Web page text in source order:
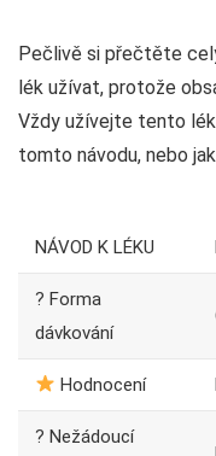
Pečlivě si přečtěte
lék užívat, protože
Vždy užívejte tento
tomto návodu, nebo
NÁVOD K LÉKU
? Forma
dávkování
Hodnocení
? Nežádoucí